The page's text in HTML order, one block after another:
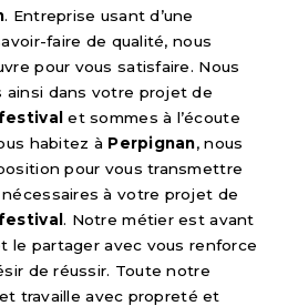
. Entreprise usant d’une
faire de qualité, nous
pour vous satisfaire. Nous
ainsi dans votre projet de
et sommes à l’écoute
habitez à Perpignan, nous
pour vous transmettre
à votre projet de
. Notre métier est avant
le partager avec vous renforce
de réussir. Toute notre
travaille avec propreté et